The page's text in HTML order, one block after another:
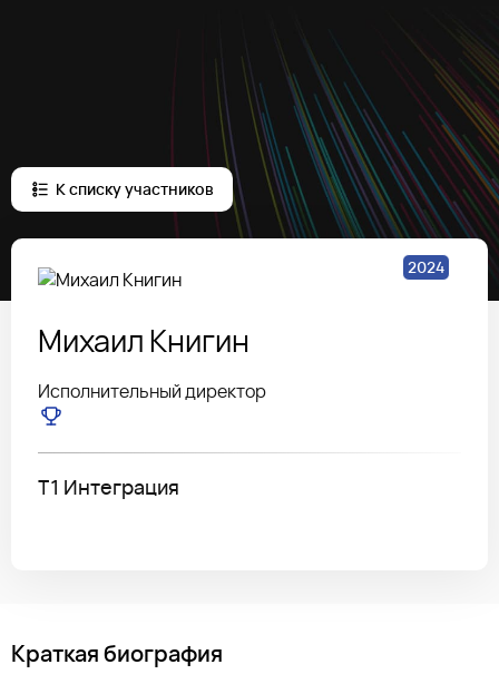
К списку участников
2024
Михаил Книгин
Исполнительный директор
Т1 Интеграция
Краткая биография